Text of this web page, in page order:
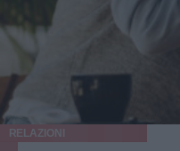
RELAZIONI